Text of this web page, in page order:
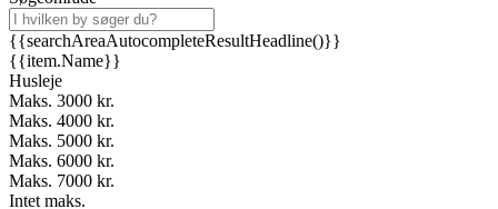
{{searchAreaAutocompleteResultHeadline()}}
{{item.Name}}
Husleje
Maks. 3000 kr.
Maks. 4000 kr.
Maks. 5000 kr.
Maks. 6000 kr.
Maks. 7000 kr.
Intet maks.